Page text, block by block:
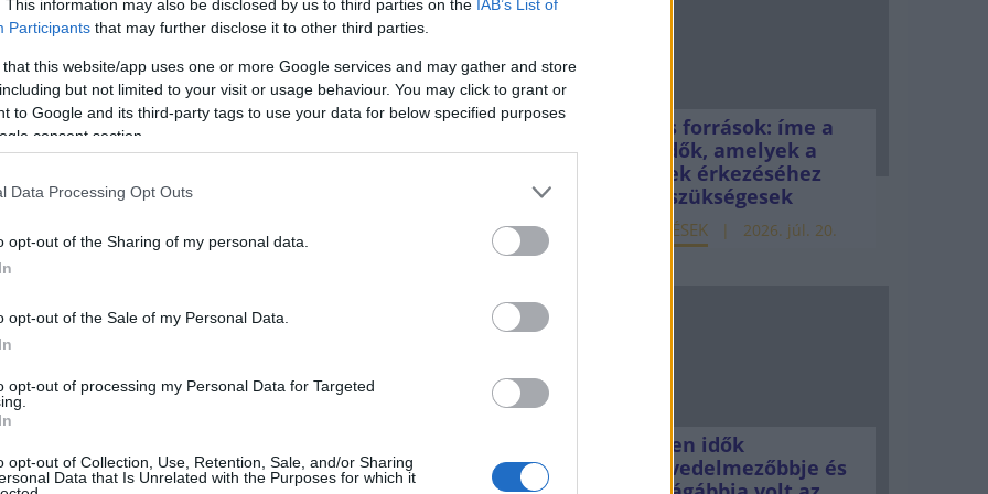
This information may also be disclosed by us to third parties on the IAB’s List of
Participants that may further disclose it to other third parties.
that this website/app uses one or more Google services and may gather and store
but not limited to your visit or usage behaviour. You may click to grant or
to Google and its third-party tags to use your data for below specified purposes
consent section.
Data Processing Opt Outs
opt-out of the Sharing of my personal data.
opt-out of the Sale of my Personal Data.
opt-out of processing my Personal Data for Targeted
opt-out of Collection, Use, Retention, Sale, and/or Sharing
Data that Is Unrelated with the Purposes for which it
ciklusban mindenképp sor
programot.
REPÜLŐTÉR
A TÉMÁBAN
véleménye a Budapest Airportról
Uniós források: íme a
teendők, amelyek a
pénzek érkezéséhez
még szükségesek
ELEMZÉSEK 2026. júl. 20.
Minden idők
legjövedelmezőbbje és